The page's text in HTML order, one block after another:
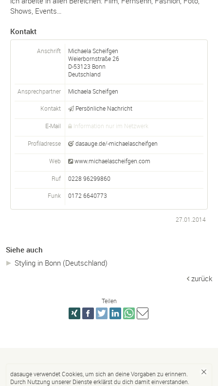
Shows, Events…
Kontakt
Anschrift
Michaela Scheifgen
Weierbornstraße 26
D-53123 Bonn
Deutschland
Ansprechpartner MichaelaScheifgen
Kontakt Persönliche Nachricht
E-Mail Information nur im Netzwerk
Profiladresse dasauge.de/-michaelascheifgen
Web www.michaelascheifgen.com
Ruf 0228 96299860
Funk 0172 6640773
27.01.2014
Siehe auch
Styling in Bonn (Deutschland)
zurück
Teilen
dasauge verwendet Cookies, um sich an deine Vorgaben zu erinnern.
Durch Nutzung unserer Dienste erklärst du dich damit einverstanden.